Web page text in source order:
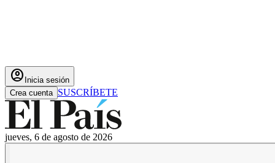
account_circle Inicia sesión
Crea cuenta SUSCRÍBETE
jueves, 6 de agosto de 2026